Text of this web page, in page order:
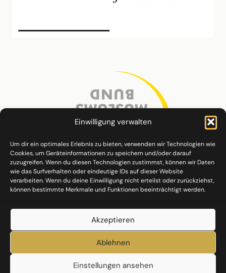
Einwilligung verwalten
Um dir ein optimales Erlebnis zu bieten, verwenden wir Technologien wie
Cookies, um Geräteinformationen zu speichern und/oder darauf
zuzugreifen. Wenn du diesen Technologien zustimmst, können wir Daten
wie das Surfverhalten oder eindeutige IDs auf dieser Website
verarbeiten. Wenn du deine Einwilligung nicht erteilst oder zurückziehst,
können bestimmte Merkmale und Funktionen beeinträchtigt werden.
Akzeptieren
Ablehnen
Einstellungen ansehen